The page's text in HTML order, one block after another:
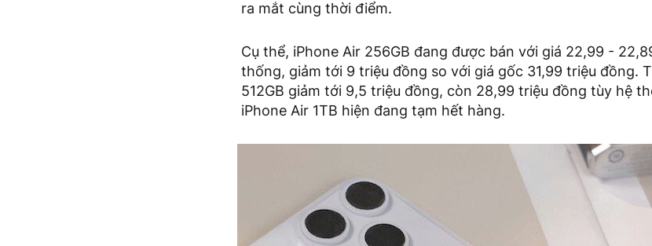
ra mắt cùng thời điểm.
Cụ thể, iPhone Air 256GB đang được bán với giá 22,99 -
thống, giảm tới 9 triệu đồng so với giá gốc 31,99 triệu đồng.
512GB giảm tới 9,5 triệu đồng, còn 28,99 triệu đồng tùy hệ
iPhone Air 1TB hiện đang tạm hết hàng.